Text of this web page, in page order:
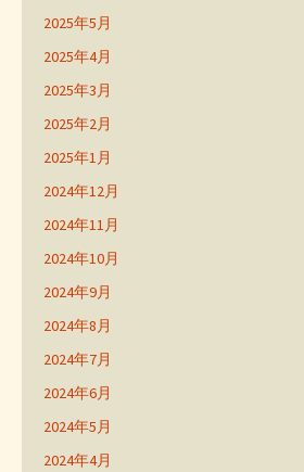
2025年5月
2025年4月
2025年3月
2025年2月
2025年1月
2024年12月
2024年11月
2024年10月
2024年9月
2024年8月
2024年7月
2024年6月
2024年5月
2024年4月